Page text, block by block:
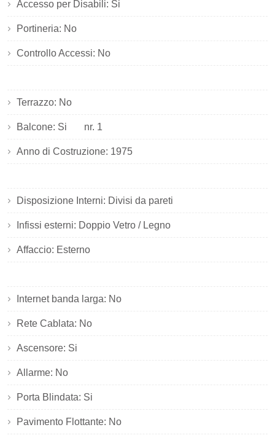
Accesso per Disabili: Si
Portineria: No
Controllo Accessi: No
Terrazzo: No
Balcone: Si nr. 1
Anno di Costruzione: 1975
Disposizione Interni: Divisi da pareti
Infissi esterni: Doppio Vetro / Legno
Affaccio: Esterno
Internet banda larga: No
Rete Cablata: No
Ascensore: Si
Allarme: No
Porta Blindata: Si
Pavimento Flottante: No